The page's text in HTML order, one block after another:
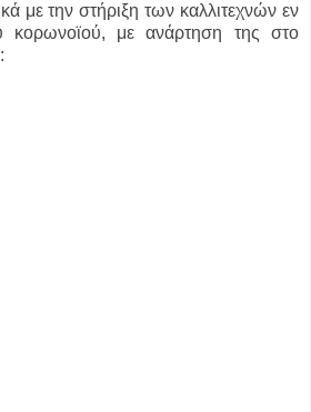
με την στήριξη των καλλιτεχνών εν
κορωνοϊού, με ανάρτηση της στο